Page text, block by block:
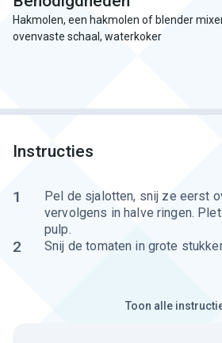
Hakmolen, een hakmolen of blender
ovenvaste schaal, waterkoker
Instructies
1
Pel de sjalotten, snij ze eerst
vervolgens in halve ringen.
pulp.
2 Snij de tomaten in grote
Toon alle